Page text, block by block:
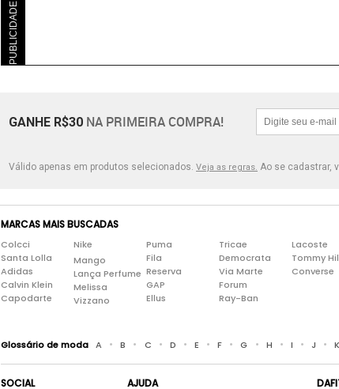
PUBLICIDADE
GANHE R$30 NA PRIMEIRA COMPRA!
Válido apenas em produtos selecionados. Veja as regras. Ao se cadastrar,
MARCAS MAIS BUSCADAS
Colcci
Santa Lolla
Adidas
Calvin Klein
Capodarte
Nike
Mango
Lança Perfume
Melissa
Vizzano
Puma
Fila
Reserva
GAP
Ellus
Tricae
Democrata
Via Marte
Forum
Ray-Ban
Lacoste
Tommy
Converse
Glossário de moda A • B • C • D • E • F • G • H • I • J • K
SOCIAL AJUDA